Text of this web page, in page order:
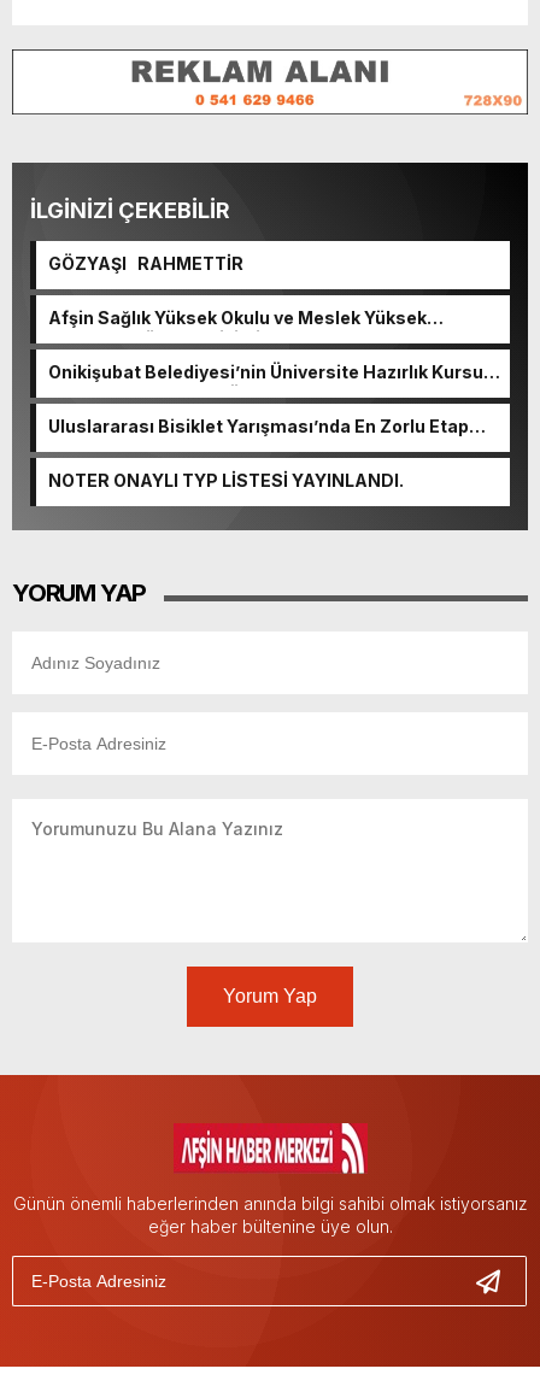
İLGİNİZİ ÇEKEBİLİR
GÖZYAŞI RAHMETTİR
Afşin Sağlık Yüksek Okulu ve Meslek Yüksek
Okulunda görev değişimi!
Onikişubat Belediyesi’nin Üniversite Hazırlık Kursu
başvurularında son gün 7 Ağustos.
Uluslararası Bisiklet Yarışması’nda En Zorlu Etap
NOTER ONAYLI TYP LİSTESİ YAYINLANDI.
YORUM YAP
Yorum Yap
Günün önemli haberlerinden anında bilgi sahibi olmak istiyorsanız
eğer haber bültenine üye olun.